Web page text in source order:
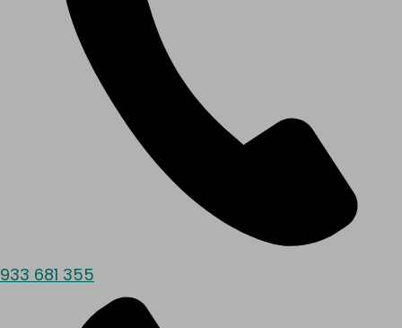
933 681 355